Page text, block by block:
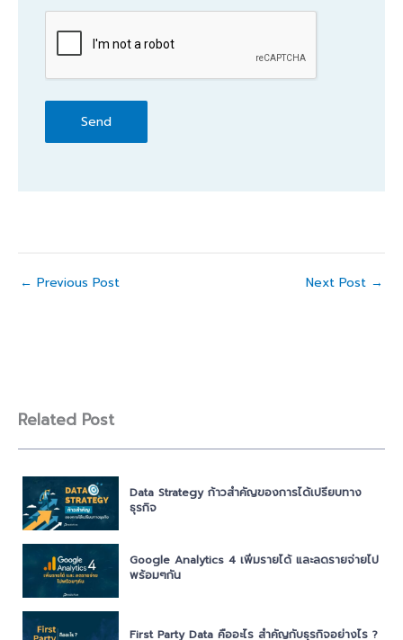
← Previous Post Next Post →
Related Post
Data Strategy ก้าวสำคัญของการได้เปรียบทาง
ธุรกิจ
Google Analytics 4 เพิ่มรายได้ และลดรายจ่ายไป
พร้อมๆกัน
First Party Data คืออะไร สำคัญกับธุรกิจอย่างไร ?